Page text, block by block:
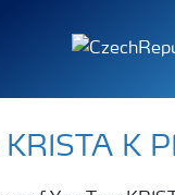
KRISTA K